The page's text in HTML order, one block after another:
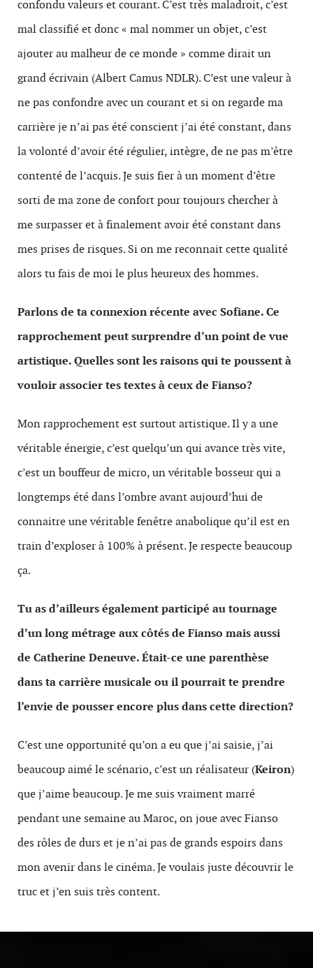
confondu valeurs et courant. C’est très maladroit, c’est
mal classifié et donc « mal nommer un objet, c’est
ajouter au malheur de ce monde » comme dirait un
grand écrivain (Albert Camus NDLR). C’est une valeur à
ne pas confondre avec un courant et si on regarde ma
carrière je n’ai pas été conscient j’ai été constant, dans
la volonté d’avoir été régulier, intègre, de ne pas m’être
contenté de l’acquis. Je suis fier à un moment d’être
sorti de ma zone de confort pour toujours chercher à
me surpasser et à finalement avoir été constant dans
mes prises de risques. Si on me reconnait cette qualité
alors tu fais de moi le plus heureux des hommes.
Parlons de ta connexion récente avec Sofiane. Ce
rapprochement peut surprendre d’un point de vue
artistique. Quelles sont les raisons qui te poussent à
vouloir associer tes textes à ceux de Fianso?
Mon rapprochement est surtout artistique. Il y a une
véritable énergie, c’est quelqu’un qui avance très vite,
c’est un bouffeur de micro, un véritable bosseur qui a
longtemps été dans l’ombre avant aujourd’hui de
connaitre une véritable fenêtre anabolique qu’il est en
train d’exploser à 100% à présent. Je respecte beaucoup
ça.
Tu as d’ailleurs également participé au tournage
d’un long métrage aux côtés de Fianso mais aussi
de Catherine Deneuve. Était-ce une parenthèse
dans ta carrière musicale ou il pourrait te prendre
l’envie de pousser encore plus dans cette direction?
C’est une opportunité qu’on a eu que j’ai saisie, j’ai
beaucoup aimé le scénario, c’est un réalisateur (Keiron)
que j’aime beaucoup. Je me suis vraiment marré
pendant une semaine au Maroc, on joue avec Fianso
des rôles de durs et je n’ai pas de grands espoirs dans
mon avenir dans le cinéma. Je voulais juste découvrir le
truc et j’en suis très content.